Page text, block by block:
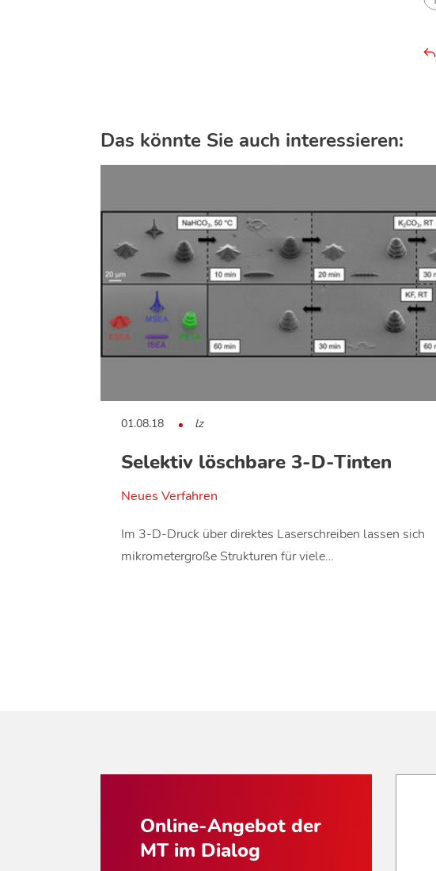
Das könnte Sie auch interessieren:
01.08.18 lz
Selektiv löschbare 3-D-Tinten
Neues Verfahren
Im 3-D-Druck über direktes Laserschreiben lassen sich
mikrometergroße Strukturen für viele…
Online-Angebot der
MT im Dialog